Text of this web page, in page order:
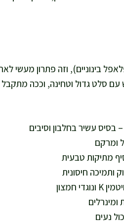
לכ-4 מנות (כ-16–18 כדורי פלאפל בינוניים),
סלט גדול וטחינה, וככה מתקבל
ומרקם